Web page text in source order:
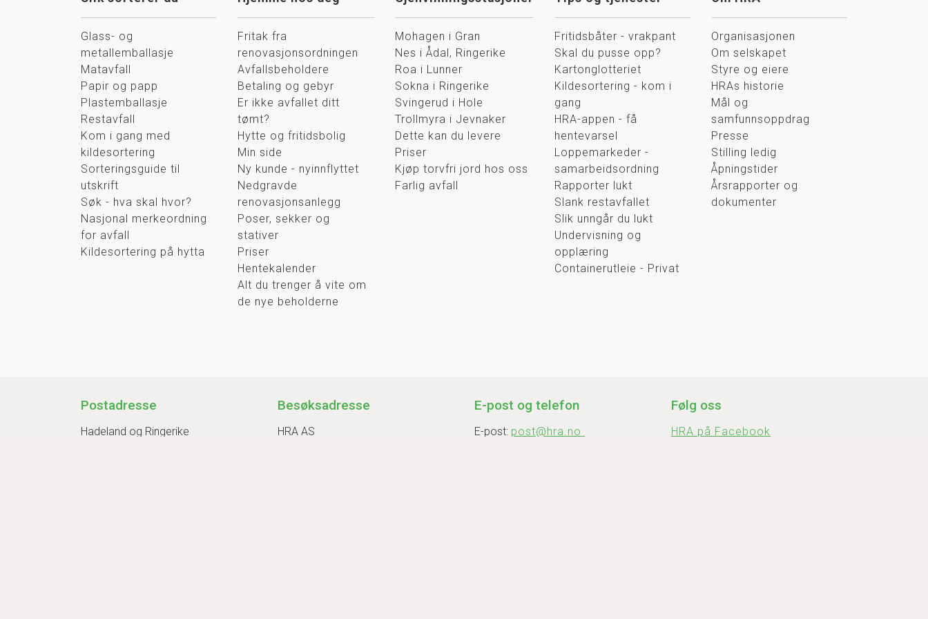
Glass- og
metallemballasje
Matavfall
Papir og papp
Plastemballasje
Restavfall
Kom i gang med
kildesortering
Sorteringsguide til
utskrift
Søk - hva skal hvor?
Nasjonal merkeordning
for avfall
Kildesortering på hytta
Fritak fra
renovasjonsordningen
Avfallsbeholdere
Betaling og gebyr
Er ikke avfallet ditt
tømt?
Hytte og fritidsbolig
Min side
Ny kunde - nyinnflyttet
Nedgravde
renovasjonsanlegg
Poser, sekker og
stativer
Priser
Hentekalender
Alt du trenger å vite om
de nye beholderne
Mohagen i Gran
Nes i Ådal, Ringerike
Roa i Lunner
Sokna i Ringerike
Svingerud i Hole
Trollmyra i Jevnaker
Dette kan du levere
Priser
Kjøp torvfri jord hos oss
Farlig avfall
Fritidsbåter - vrakpant
Skal du pusse opp?
Kartonglotteriet
Kildesortering - kom i
gang
HRA-appen - få
hentevarsel
Loppemarkeder -
samarbeidsordning
Rapporter lukt
Slank restavfallet
Slik unngår du lukt
Undervisning og
opplæring
Containerutleie - Privat
Organisasjonen
Om selskapet
Styre og eiere
HRAs historie
Mål og
samfunnsoppdrag
Presse
Stilling ledig
Åpningstider
Årsrapporter og
dokumenter
Postadresse
Hadeland og Ringerike
Besøksadresse
HRA AS
E-post og telefon
E-post: post@hra.no
Følg oss
HRA på Facebook